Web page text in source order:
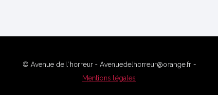
© Avenue de l'horreur - Avenuedelhorreur@orange.fr -
Mentions légales